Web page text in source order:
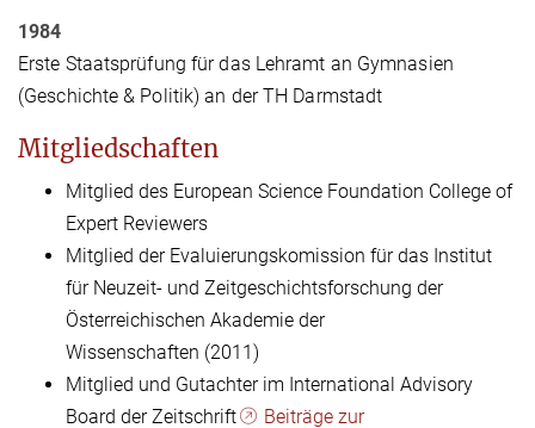
1984
Erste Staatsprüfung für das Lehramt an Gymnasien
(Geschichte & Politik) an der TH Darmstadt
Mitgliedschaften
Mitglied des European Science Foundation College of
Expert Reviewers
Mitglied der Evaluierungskomission für das Institut
für Neuzeit- und Zeitgeschichtsforschung der
Österreichischen Akademie der
Wissenschaften (2011)
Mitglied und Gutachter im International Advisory
Board der Zeitschrift
Beiträge zur